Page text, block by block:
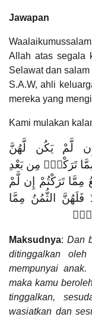
Jawapan
Allah atas segala
Selawat dan
S.A.W, ahli
mereka yang
Kami mulakan
لَّمْ يَكُن لَّهُنَّ
تَرَكْنَۚ مِن بَعْدِ
مِمَّا تَرَكْتُمْ إِن لَّمْ
الثُّمُنُ مِمَّا
Maksudnya: Dan
ditinggalkan
mempunyai
maka kamu
tinggalkan,
wasiatkan dan